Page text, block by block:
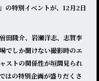
の特別イベントが、12月2日
田陵介、岩瀬洋志、志賀李
でしか聞けない撮影時のエ
ストの関係性が垣間見られ
はの特別企画が盛りだくさ